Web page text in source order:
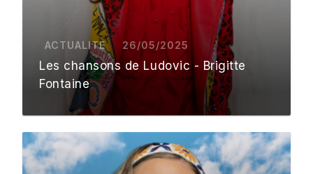
ACTUALITÉ 26/05/2025
Les chansons de Ludovic - Brigitte
Fontaine